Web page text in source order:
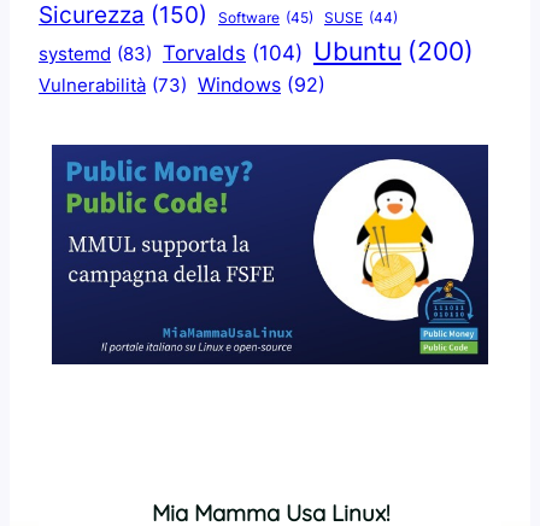
Sicurezza (150) Software (45) SUSE (44)
systemd (83) Torvalds (104) Ubuntu (200)
Vulnerabilità (73) Windows (92)
Mia Mamma Usa Linux!